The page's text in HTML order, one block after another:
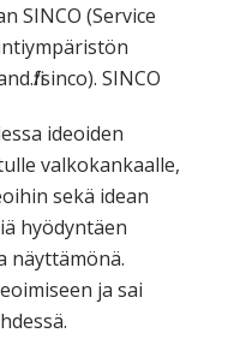
SINCO (Service
sinco). SINCO
ideoiden
valkokankaalle,
sekä idean
hyödyntäen
näyttämönä.
ja sai